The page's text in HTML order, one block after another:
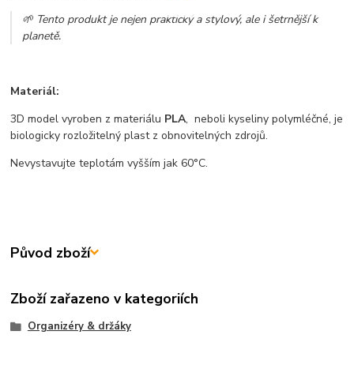
🌱 Tento produkt je nejen praktický a stylový, ale i šetrnější k
planetě.
Materiál:
3D model vyroben z materiálu PLA, neboli kyseliny polymléčné, je
biologicky rozložitelný plast z obnovitelných zdrojů.
Nevystavujte teplotám vyšším jak 60°C.
Původ zboží
Zboží zařazeno v kategoriích
Organizéry & držáky